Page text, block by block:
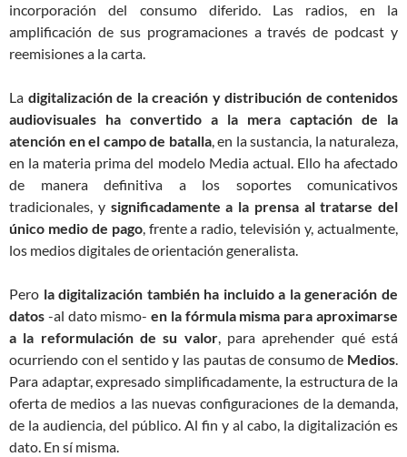
incorporación del consumo diferido. Las radios, en la
amplificación de sus programaciones a través de podcast y
reemisiones a la carta.
La digitalización de la creación y distribución de contenidos
audiovisuales ha convertido a la mera captación de la
atención en el campo de batalla, en la sustancia, la naturaleza,
en la materia prima del modelo Media actual. Ello ha afectado
de manera definitiva a los soportes comunicativos
tradicionales, y significadamente a la prensa al tratarse del
único medio de pago, frente a radio, televisión y, actualmente,
los medios digitales de orientación generalista.
Pero la digitalización también ha incluido a la generación de
datos -al dato mismo-en la fórmula misma para aproximarse
a la reformulación de su valor, para aprehender qué está
ocurriendo con el sentido y las pautas de consumo de Medios.
Para adaptar, expresado simplificadamente, la estructura de la
oferta de medios a las nuevas configuraciones de la demanda,
de la audiencia, del público. Al fin y al cabo, la digitalización es
dato. En sí misma.